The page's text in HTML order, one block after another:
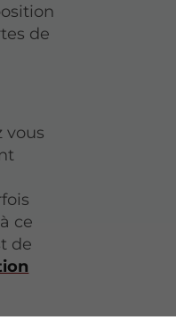
de
vous
ce
de